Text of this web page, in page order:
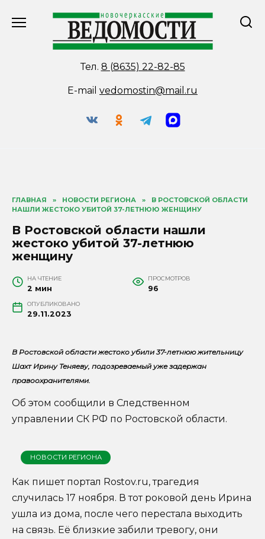
Тел. 8 (8635) 22-82-85
E-mail vedomostin@mail.ru
ГЛАВНАЯ » НОВОСТИ РЕГИОНА »
В РОСТОВСКОЙ ОБЛАСТИ
НАШЛИ ЖЕСТОКО УБИТОЙ 37-ЛЕТНЮЮ ЖЕНЩИНУ
В Ростовской области нашли
жестоко убитой 37-летнюю
женщину
НА ЧТЕНИЕ
2 мин
ПРОСМОТРОВ
96
ОПУБЛИКОВАНО
29.11.2023
В Ростовской области жестоко убили 37-летнюю жительницу
Шахт Ирину Теняеву, подозреваемый уже задержан
правоохранителями.
Об этом сообщили в Следственном
управлении СК РФ по Ростовской области.
НОВОСТИ РЕГИОНА
Как пишет портал Rostov.ru, трагедия
случилась 17 ноября. В тот роковой день Ирина
ушла из дома, после чего перестала выходить
на связь. Её близкие забили тревогу, они